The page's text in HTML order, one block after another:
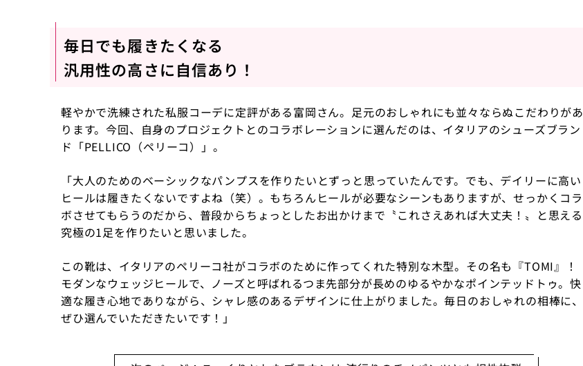
毎日でも履きたくなる
汎用性の高さに自信あり！
軽やかで洗練された私服コーデに定評がある富岡さん。足元のおしゃれにも並々ならぬこだわりがあ
ります。今回、自身のプロジェクトとのコラボレーションに選んだのは、イタリアのシューズブラン
ド「PELLICO（ペリーコ）」。
「大人のためのベーシックなパンプスを作りたいとずっと思っていたんです。でも、デイリーに高い
ヒールは履きたくないですよね（笑）。もちろんヒールが必要なシーンもありますが、せっかくコラ
ボさせてもらうのだから、普段からちょっとしたお出かけまで〝これさえあれば大丈夫！〟と思える
究極の1足を作りたいと思いました。
この靴は、イタリアのペリーコ社がコラボのために作ってくれた特別な木型。その名も『TOMI』！
モダンなウェッジヒールで、ノーズと呼ばれるつま先部分が長めのゆるやかなポインテッドトゥ。快
適な履き心地でありながら、シャレ感のあるデザインに仕上がりました。毎日のおしゃれの相棒に、
ぜひ選んでいただきたいです！」